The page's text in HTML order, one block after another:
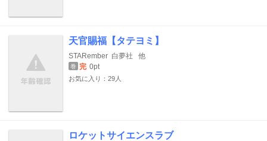
天官賜福【タテヨミ】
STARember 白夢社 他
巻 完 0pt
お気に入り：29人
ロケットサイエンスラブ